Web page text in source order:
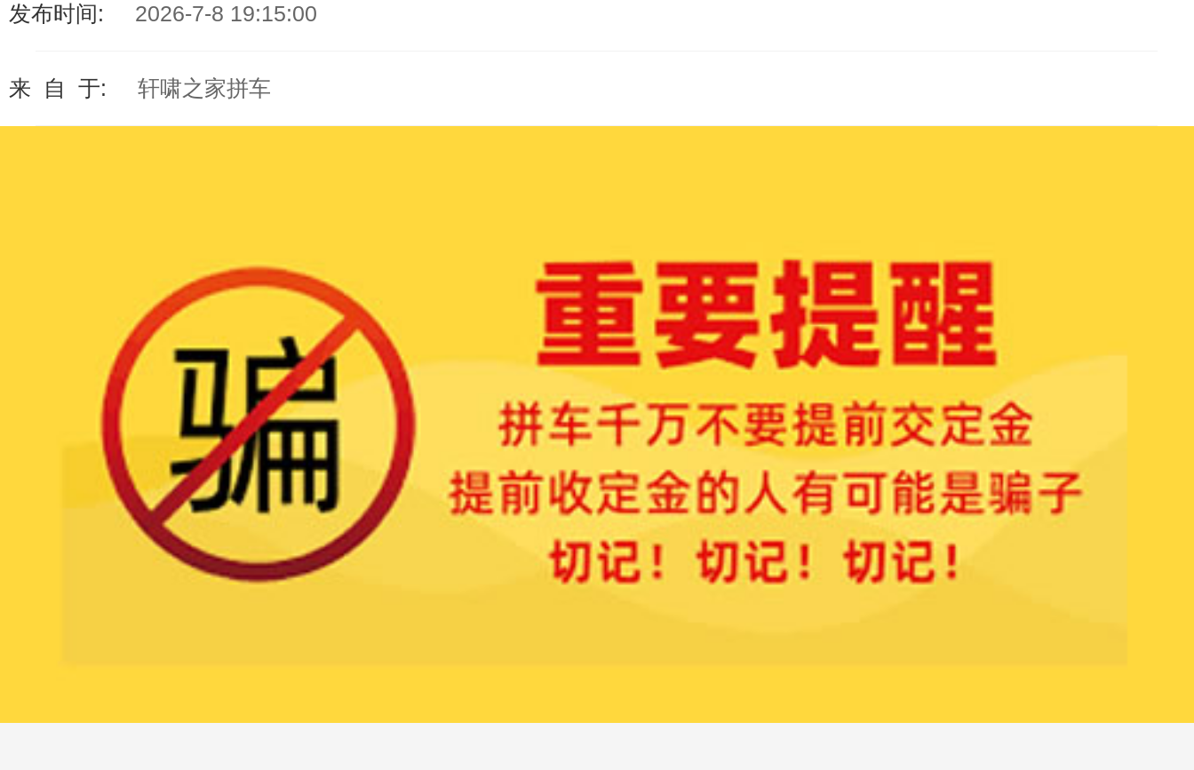
发布时间: 2026-7-8 19:15:00
来 自 于: 轩啸之家拼车